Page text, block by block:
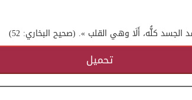
كلُّه، أَلَا وهي القلب ». (صحيح البخاري: 52)
تحميل